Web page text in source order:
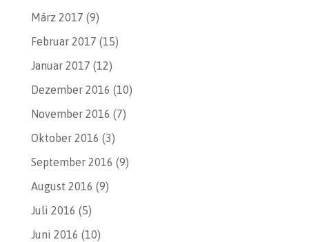
März 2017 (9)
Februar 2017 (15)
Januar 2017 (12)
Dezember 2016 (10)
November 2016 (7)
Oktober 2016 (3)
September 2016 (9)
August 2016 (9)
Juli 2016 (5)
Juni 2016 (10)